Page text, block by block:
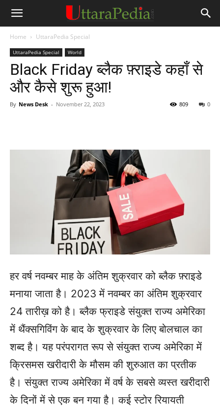
Home UttaraPedia Special
UttaraPedia Special World
Black Friday ब्लैक फ़्राइडे कहाँ से
और कैसे शुरू हुआ!
By News Desk - November 22, 2023 0
809
हर वर्ष नवम्बर माह के अंतिम शुक्रवार को ब्लैक फ़्राइडे
मनाया जाता है। 2023 में नवम्बर का अंतिम शुक्रवार
24 तारीख़ को है। ब्लैक फ्राइडे संयुक्त राज्य अमेरिका
में थैंक्सगिविंग के बाद के शुक्रवार के लिए बोलचाल का
शब्द है। यह परंपरागत रूप से संयुक्त राज्य अमेरिका में
क्रिसमस खरीदारी के मौसम की शुरुआत का प्रतीक
है। संयुक्त राज्य अमेरिका में वर्ष के सबसे व्यस्त खरीदारी
के दिनों में से एक बन गया है। कई स्टोर रियायती